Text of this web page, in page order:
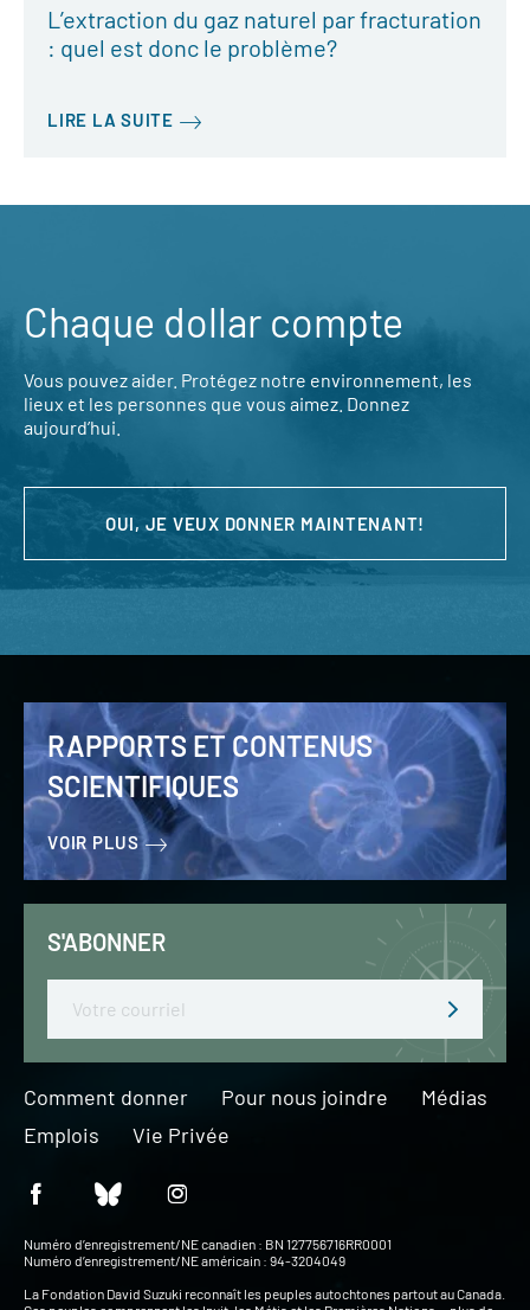
L’extraction du gaz naturel par fracturation
: quel est donc le problème?
LIRE LA SUITE
Chaque dollar compte
Vous pouvez aider. Protégez notre environnement, les
lieux et les personnes que vous aimez. Donnez
aujourd’hui.
OUI, JE VEUX DONNER MAINTENANT!
RAPPORTS ET CONTENUS
SCIENTIFIQUES
VOIR PLUS
S'ABONNER
Comment donner Pour nous joindre
Médias
Emplois
Vie Privée
Numéro d’enregistrement/NE canadien : BN 127756716RR0001
Numéro d’enregistrement/NE américain : 94-3204049
La Fondation David Suzuki reconnaît les peuples autochtones partout au Canada.